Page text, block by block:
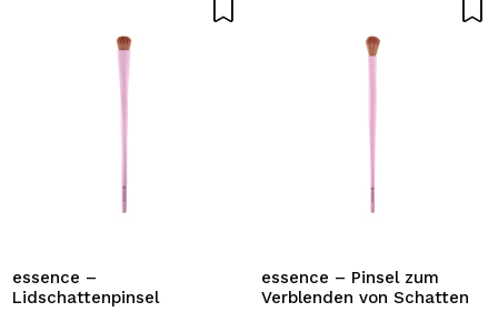
essence –
Lidschattenpinsel
essence – Pinsel zum
Verblenden von Schatten